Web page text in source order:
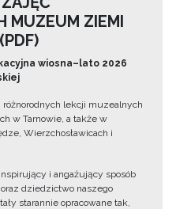
MUZEUM ZIEMI
wiosna–lato 2026
lekcji muzealnych
w Tarnowie, a także w
Wierzchosławicach i
i angażujący sposób
dziedzictwo naszego
starannie opracowane tak,